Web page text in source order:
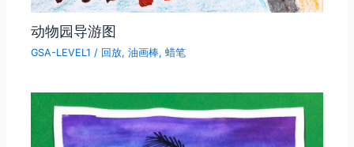
动物园导游图
GSA-LEVEL1 / 回放,油画棒,蜡笔